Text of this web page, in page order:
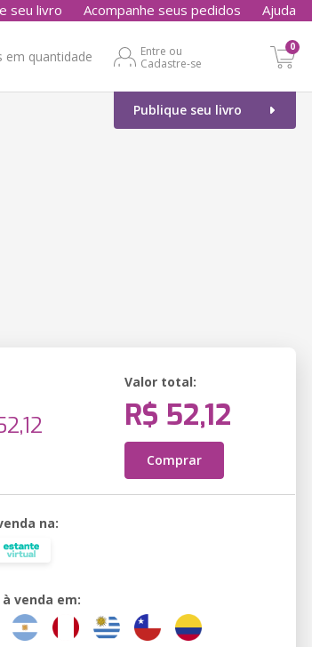
seu livro Acompanhe seus pedidos Ajuda
em quantidade
Entre ou
Cadastre-se
0
Publique seu livro
Valor total:
R$ 52,12
Comprar
na:
venda em: